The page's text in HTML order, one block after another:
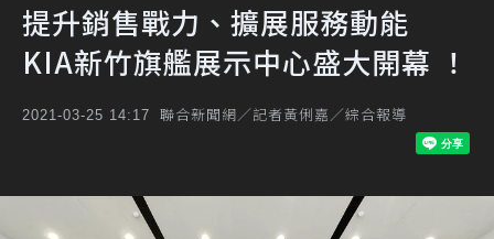
提升銷售戰力、擴展服務動能
KIA新竹旗艦展示中心盛大開幕 ！
2021-03-25 14:17 聯合新聞網／記者黃俐嘉／綜合報導